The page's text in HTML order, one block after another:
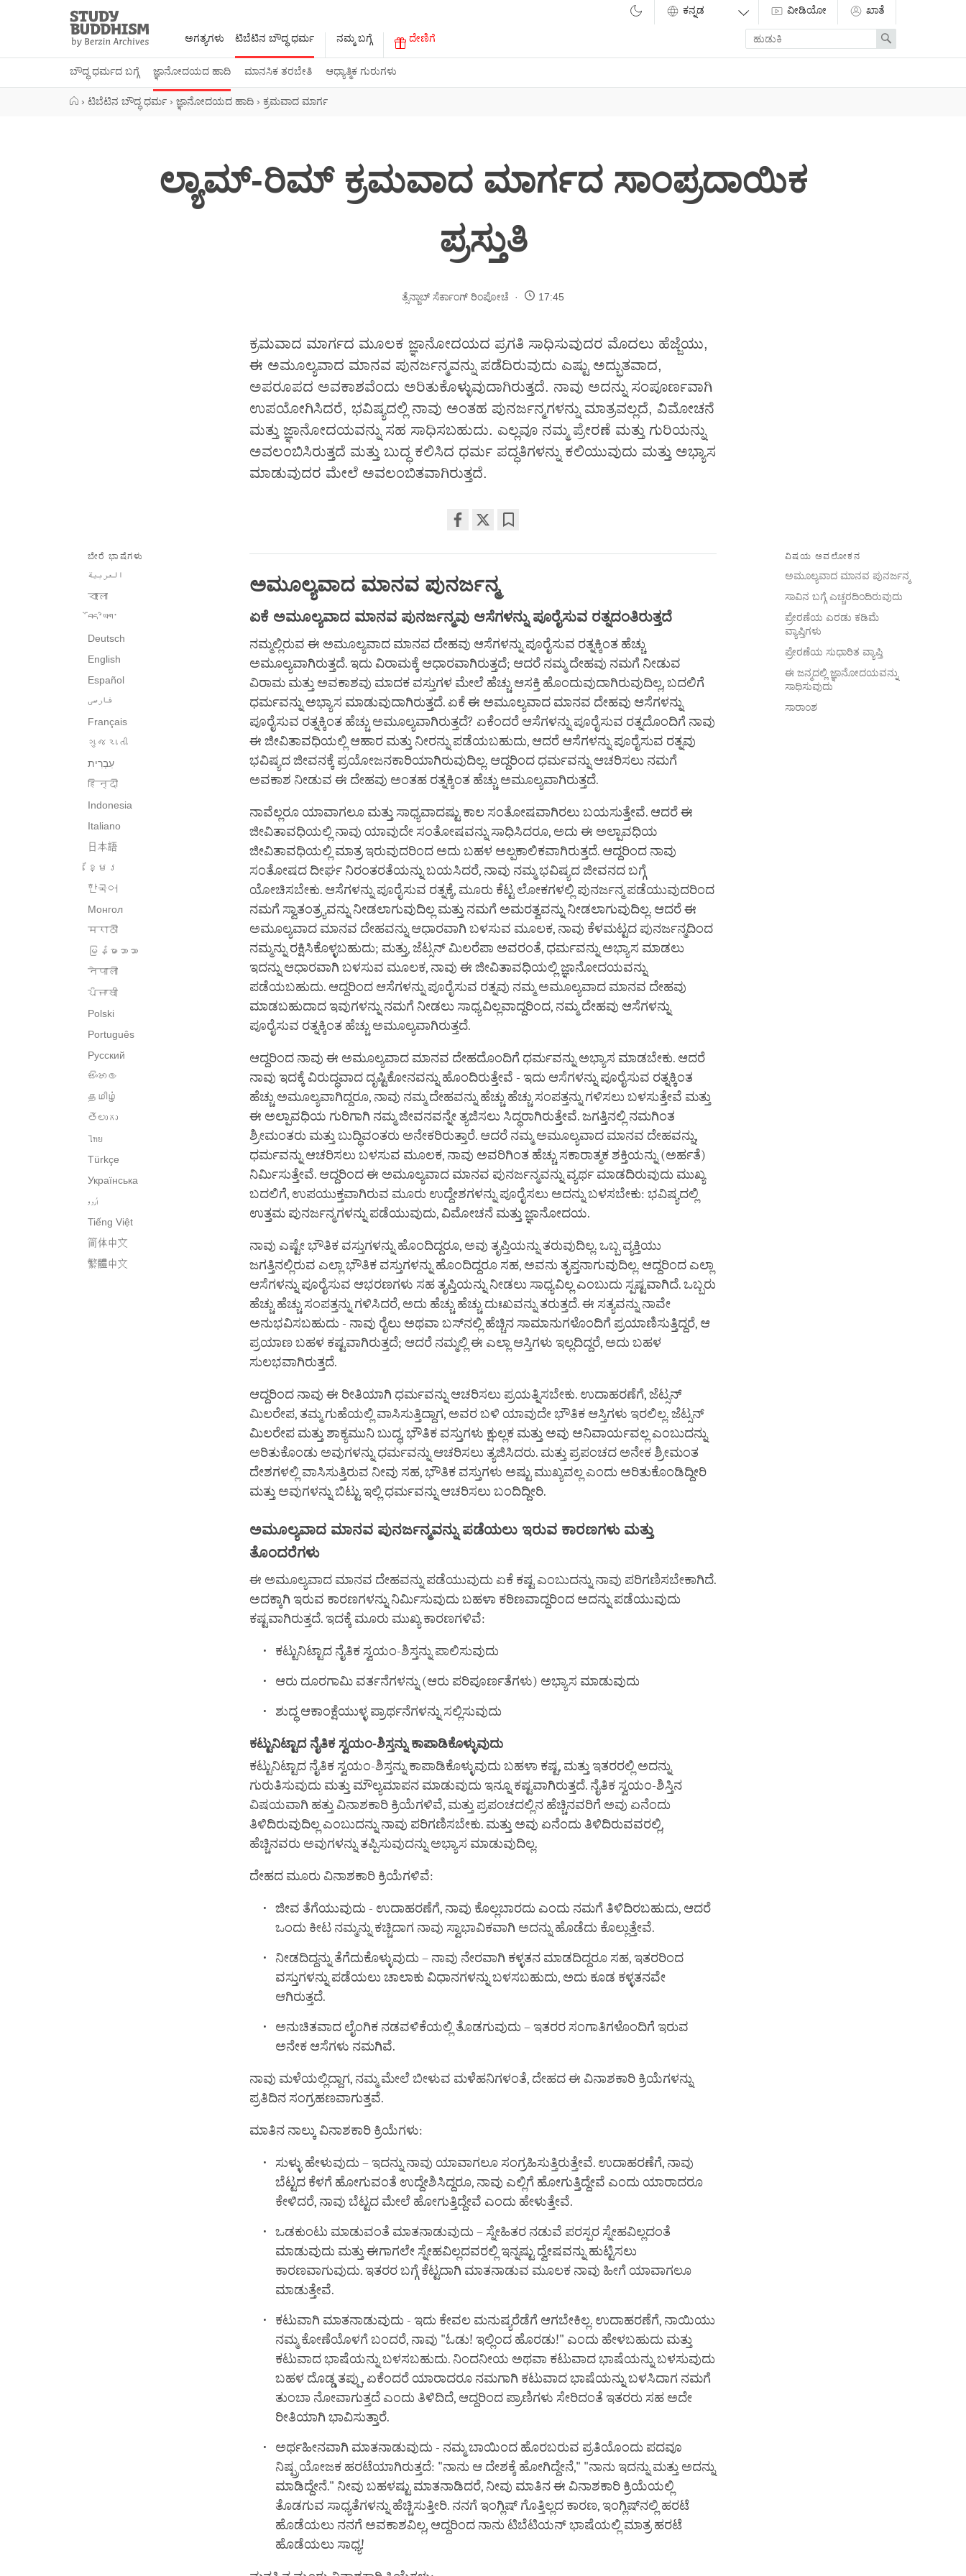
Study
Buddhism
Home
ಅಗತ್ಯಗಳು ಟಿಬೆಟಿನ ಬೌದ್ಧ ಧರ್ಮ
ಬೌದ್ಧ ಧರ್ಮದ ಬಗ್ಗೆ ಜ್ಞಾನೋದಯದ ಹಾದಿ ಮಾನಸಿಕ ತರಬೇತಿ ಆಧ್ಯಾತ್ಮಿಕ ಗುರುಗಳು
ನಮ್ಮ ಬಗ್ಗೆ ದೇಣಿಗೆ
ವೀಡಿಯೋ ಖಾತೆ
Enter
search
term
Search
› ಟಿಬೆಟಿನ ಬೌದ್ಧ ಧರ್ಮ › ಜ್ಞಾನೋದಯದ ಹಾದಿ › ಕ್ರಮವಾದ ಮಾರ್ಗ
ಲ್ಯಾಮ್-ರಿಮ್ ಕ್ರಮವಾದ ಮಾರ್ಗದ ಸಾಂಪ್ರದಾಯಿಕ
ಪ್ರಸ್ತುತಿ
ತ್ಸೆನ್ಜಾಬ್ ಸೆರ್ಕಾಂಗ್ ರಿಂಪೋಚೆ 17:45
ಕ್ರಮವಾದ ಮಾರ್ಗದ ಮೂಲಕ ಜ್ಞಾನೋದಯದ ಪ್ರಗತಿ ಸಾಧಿಸುವುದರ ಮೊದಲು ಹೆಜ್ಜೆಯು,
ಈ ಅಮೂಲ್ಯವಾದ ಮಾನವ ಪುನರ್ಜನ್ಮವನ್ನು ಪಡೆದಿರುವುದು ಎಷ್ಟು ಅದ್ಭುತವಾದ,
ಅಪರೂಪದ ಅವಕಾಶವೆಂದು ಅರಿತುಕೊಳ್ಳುವುದಾಗಿರುತ್ತದೆ. ನಾವು ಅದನ್ನು ಸಂಪೂರ್ಣವಾಗಿ
ಉಪಯೋಗಿಸಿದರೆ, ಭವಿಷ್ಯದಲ್ಲಿ ನಾವು ಅಂತಹ ಪುನರ್ಜನ್ಮಗಳನ್ನು ಮಾತ್ರವಲ್ಲದೆ, ವಿಮೋಚನೆ
ಮತ್ತು ಜ್ಞಾನೋದಯವನ್ನು ಸಹ ಸಾಧಿಸಬಹುದು. ಎಲ್ಲವೂ ನಮ್ಮ ಪ್ರೇರಣೆ ಮತ್ತು ಗುರಿಯನ್ನು
ಅವಲಂಬಿಸಿರುತ್ತದೆ ಮತ್ತು ಬುದ್ಧ ಕಲಿಸಿದ ಧರ್ಮ ಪದ್ಧತಿಗಳನ್ನು ಕಲಿಯುವುದು ಮತ್ತು ಅಭ್ಯಾಸ
ಮಾಡುವುದರ ಮೇಲೆ ಅವಲಂಬಿತವಾಗಿರುತ್ತದೆ.
on
facebook
ವಿಷಯ ಅವಲೋಕನ
ಅಮೂಲ್ಯವಾದ ಮಾನವ ಪುನರ್ಜನ್ಮ
ಸಾವಿನ ಬಗ್ಗೆ ಎಚ್ಚರದಿಂದಿರುವುದು
ಪ್ರೇರಣೆಯ ಎರಡು ಕಡಿಮೆ
ವ್ಯಾಪ್ತಿಗಳು
ಪ್ರೇರಣೆಯ ಸುಧಾರಿತ ವ್ಯಾಪ್ತಿ
ಈ ಜನ್ಮದಲ್ಲಿ ಜ್ಞಾನೋದಯವನ್ನು
ಸಾಧಿಸುವುದು
ಸಾರಾಂಶ
ಬೇರೆ ಭಾಷೆಗಳು
العربية
বাংলা
བོད་ཡིག་
Deutsch
English
Español
فارسی
Français
ગુજરાતી
हिन्दी
Indonesia
Italiano
日本語
ខ្មែរ
한국어
Монгол
मराठी
မြန်မာဘာသာ
नेपाली
ਪੰਜਾਬੀ
Polski
Português
Русский
සිංහල
தமிழ்
తెలుగు
ไทย
Türkçe
Українська
اُردو
Tiếng Việt
简体中文
繁體中文
ಅಮೂಲ್ಯವಾದ ಮಾನವ ಪುನರ್ಜನ್ಮ
ಏಕೆ ಅಮೂಲ್ಯವಾದ ಮಾನವ ಪುನರ್ಜನ್ಮವು ಆಸೆಗಳನ್ನು ಪೂರೈಸುವ ರತ್ನದಂತಿರುತ್ತದೆ
ನಮ್ಮಲ್ಲಿರುವ ಈ ಅಮೂಲ್ಯವಾದ ಮಾನವ ದೇಹವು ಆಸೆಗಳನ್ನು ಪೂರೈಸುವ ರತ್ನಕ್ಕಿಂತ ಹೆಚ್ಚು
ಅಮೂಲ್ಯವಾಗಿರುತ್ತದೆ. ಇದು ವಿರಾಮಕ್ಕೆ ಆಧಾರವಾಗಿರುತ್ತದೆ; ಆದರೆ ನಮ್ಮ ದೇಹವು ನಮಗೆ ನೀಡುವ
ವಿರಾಮ ಮತ್ತು ಅವಕಾಶವು ಮಾದಕ ವಸ್ತುಗಳ ಮೇಲೆ ಹೆಚ್ಚು ಆಸಕ್ತಿ ಹೊಂದುವುದಾಗಿರುವುದಿಲ್ಲ, ಬದಲಿಗೆ
ಧರ್ಮವನ್ನು ಅಭ್ಯಾಸ ಮಾಡುವುದಾಗಿರುತ್ತದೆ. ಏಕೆ ಈ ಅಮೂಲ್ಯವಾದ ಮಾನವ ದೇಹವು ಆಸೆಗಳನ್ನು
ಪೂರೈಸುವ ರತ್ನಕ್ಕಿಂತ ಹೆಚ್ಚು ಅಮೂಲ್ಯವಾಗಿರುತ್ತದೆ? ಏಕೆಂದರೆ ಆಸೆಗಳನ್ನು ಪೂರೈಸುವ ರತ್ನದೊಂದಿಗೆ ನಾವು
ಈ ಜೀವಿತಾವಧಿಯಲ್ಲಿ ಆಹಾರ ಮತ್ತು ನೀರನ್ನು ಪಡೆಯಬಹುದು, ಆದರೆ ಆಸೆಗಳನ್ನು ಪೂರೈಸುವ ರತ್ನವು
ಭವಿಷ್ಯದ ಜೀವನಕ್ಕೆ ಪ್ರಯೋಜನಕಾರಿಯಾಗಿರುವುದಿಲ್ಲ. ಆದ್ದರಿಂದ ಧರ್ಮವನ್ನು ಆಚರಿಸಲು ನಮಗೆ
ಅವಕಾಶ ನೀಡುವ ಈ ದೇಹವು ಅಂತಹ ರತ್ನಕ್ಕಿಂತ ಹೆಚ್ಚು ಅಮೂಲ್ಯವಾಗಿರುತ್ತದೆ.
ನಾವೆಲ್ಲರೂ ಯಾವಾಗಲೂ ಮತ್ತು ಸಾಧ್ಯವಾದಷ್ಟು ಕಾಲ ಸಂತೋಷವಾಗಿರಲು ಬಯಸುತ್ತೇವೆ. ಆದರೆ ಈ
ಜೀವಿತಾವಧಿಯಲ್ಲಿ ನಾವು ಯಾವುದೇ ಸಂತೋಷವನ್ನು ಸಾಧಿಸಿದರೂ, ಅದು ಈ ಅಲ್ಪಾವಧಿಯ
ಜೀವಿತಾವಧಿಯಲ್ಲಿ ಮಾತ್ರ ಇರುವುದರಿಂದ ಅದು ಬಹಳ ಅಲ್ಪಕಾಲಿಕವಾಗಿರುತ್ತದೆ. ಆದ್ದರಿಂದ ನಾವು
ಸಂತೋಷದ ದೀರ್ಘ ನಿರಂತರತೆಯನ್ನು ಬಯಸಿದರೆ, ನಾವು ನಮ್ಮ ಭವಿಷ್ಯದ ಜೀವನದ ಬಗ್ಗೆ
ಯೋಚಿಸಬೇಕು. ಆಸೆಗಳನ್ನು ಪೂರೈಸುವ ರತ್ನಕ್ಕೆ, ಮೂರು ಕೆಟ್ಟ ಲೋಕಗಳಲ್ಲಿ ಪುನರ್ಜನ್ಮ ಪಡೆಯುವುದರಿಂದ
ನಮಗೆ ಸ್ವಾತಂತ್ರ್ಯವನ್ನು ನೀಡಲಾಗುವುದಿಲ್ಲ ಮತ್ತು ನಮಗೆ ಅಮರತ್ವವನ್ನು ನೀಡಲಾಗುವುದಿಲ್ಲ. ಆದರೆ ಈ
ಅಮೂಲ್ಯವಾದ ಮಾನವ ದೇಹವನ್ನು ಆಧಾರವಾಗಿ ಬಳಸುವ ಮೂಲಕ, ನಾವು ಕೆಳಮಟ್ಟದ ಪುನರ್ಜನ್ಮದಿಂದ
ನಮ್ಮನ್ನು ರಕ್ಷಿಸಿಕೊಳ್ಳಬಹುದು; ಮತ್ತು, ಜೆಟ್ಸನ್ ಮಿಲರೆಪಾ ಅವರಂತೆ, ಧರ್ಮವನ್ನು ಅಭ್ಯಾಸ ಮಾಡಲು
ಇದನ್ನು ಆಧಾರವಾಗಿ ಬಳಸುವ ಮೂಲಕ, ನಾವು ಈ ಜೀವಿತಾವಧಿಯಲ್ಲಿ ಜ್ಞಾನೋದಯವನ್ನು
ಪಡೆಯಬಹುದು. ಆದ್ದರಿಂದ ಆಸೆಗಳನ್ನು ಪೂರೈಸುವ ರತ್ನವು ನಮ್ಮ ಅಮೂಲ್ಯವಾದ ಮಾನವ ದೇಹವು
ಮಾಡಬಹುದಾದ ಇವುಗಳನ್ನು ನಮಗೆ ನೀಡಲು ಸಾಧ್ಯವಿಲ್ಲವಾದ್ದರಿಂದ, ನಮ್ಮ ದೇಹವು ಆಸೆಗಳನ್ನು
ಪೂರೈಸುವ ರತ್ನಕ್ಕಿಂತ ಹೆಚ್ಚು ಅಮೂಲ್ಯವಾಗಿರುತ್ತದೆ.
ಆದ್ದರಿಂದ ನಾವು ಈ ಅಮೂಲ್ಯವಾದ ಮಾನವ ದೇಹದೊಂದಿಗೆ ಧರ್ಮವನ್ನು ಅಭ್ಯಾಸ ಮಾಡಬೇಕು. ಆದರೆ
ನಾವು ಇದಕ್ಕೆ ವಿರುದ್ಧವಾದ ದೃಷ್ಟಿಕೋನವನ್ನು ಹೊಂದಿರುತ್ತೇವೆ - ಇದು ಆಸೆಗಳನ್ನು ಪೂರೈಸುವ ರತ್ನಕ್ಕಿಂತ
ಹೆಚ್ಚು ಅಮೂಲ್ಯವಾಗಿದ್ದರೂ, ನಾವು ನಮ್ಮ ದೇಹವನ್ನು ಹೆಚ್ಚು ಹೆಚ್ಚು ಸಂಪತ್ತನ್ನು ಗಳಿಸಲು ಬಳಸುತ್ತೇವೆ ಮತ್ತು
ಈ ಅಲ್ಪಾವಧಿಯ ಗುರಿಗಾಗಿ ನಮ್ಮ ಜೀವನವನ್ನೇ ತ್ಯಜಿಸಲು ಸಿದ್ಧರಾಗಿರುತ್ತೇವೆ. ಜಗತ್ತಿನಲ್ಲಿ ನಮಗಿಂತ
ಶ್ರೀಮಂತರು ಮತ್ತು ಬುದ್ಧಿವಂತರು ಅನೇಕರಿರುತ್ತಾರೆ. ಆದರೆ ನಮ್ಮ ಅಮೂಲ್ಯವಾದ ಮಾನವ ದೇಹವನ್ನು,
ಧರ್ಮವನ್ನು ಆಚರಿಸಲು ಬಳಸುವ ಮೂಲಕ, ನಾವು ಅವರಿಗಿಂತ ಹೆಚ್ಚು ಸಕಾರಾತ್ಮಕ ಶಕ್ತಿಯನ್ನು (ಅರ್ಹತೆ)
ನಿರ್ಮಿಸುತ್ತೇವೆ. ಆದ್ದರಿಂದ ಈ ಅಮೂಲ್ಯವಾದ ಮಾನವ ಪುನರ್ಜನ್ಮವನ್ನು ವ್ಯರ್ಥ ಮಾಡದಿರುವುದು ಮುಖ್ಯ
ಬದಲಿಗೆ, ಉಪಯುಕ್ತವಾಗಿರುವ ಮೂರು ಉದ್ದೇಶಗಳನ್ನು ಪೂರೈಸಲು ಅದನ್ನು ಬಳಸಬೇಕು: ಭವಿಷ್ಯದಲ್ಲಿ
ಉತ್ತಮ ಪುನರ್ಜನ್ಮಗಳನ್ನು ಪಡೆಯುವುದು, ವಿಮೋಚನೆ ಮತ್ತು ಜ್ಞಾನೋದಯ.
ನಾವು ಎಷ್ಟೇ ಭೌತಿಕ ವಸ್ತುಗಳನ್ನು ಹೊಂದಿದ್ದರೂ, ಅವು ತೃಪ್ತಿಯನ್ನು ತರುವುದಿಲ್ಲ. ಒಬ್ಬ ವ್ಯಕ್ತಿಯು
ಜಗತ್ತಿನಲ್ಲಿರುವ ಎಲ್ಲಾ ಭೌತಿಕ ವಸ್ತುಗಳನ್ನು ಹೊಂದಿದ್ದರೂ ಸಹ, ಅವನು ತೃಪ್ತನಾಗುವುದಿಲ್ಲ. ಆದ್ದರಿಂದ ಎಲ್ಲಾ
ಆಸೆಗಳನ್ನು ಪೂರೈಸುವ ಆಭರಣಗಳು ಸಹ ತೃಪ್ತಿಯನ್ನು ನೀಡಲು ಸಾಧ್ಯವಿಲ್ಲ ಎಂಬುದು ಸ್ಪಷ್ಟವಾಗಿದೆ. ಒಬ್ಬರು
ಹೆಚ್ಚು ಹೆಚ್ಚು ಸಂಪತ್ತನ್ನು ಗಳಿಸಿದರೆ, ಅದು ಹೆಚ್ಚು ಹೆಚ್ಚು ದುಃಖವನ್ನು ತರುತ್ತದೆ. ಈ ಸತ್ಯವನ್ನು ನಾವೇ
ಅನುಭವಿಸಬಹುದು - ನಾವು ರೈಲು ಅಥವಾ ಬಸ್‌ನಲ್ಲಿ ಹೆಚ್ಚಿನ ಸಾಮಾನುಗಳೊಂದಿಗೆ ಪ್ರಯಾಣಿಸುತ್ತಿದ್ದರೆ, ಆ
ಪ್ರಯಾಣ ಬಹಳ ಕಷ್ಟವಾಗಿರುತ್ತದೆ; ಆದರೆ ನಮ್ಮಲ್ಲಿ ಈ ಎಲ್ಲಾ ಆಸ್ತಿಗಳು ಇಲ್ಲದಿದ್ದರೆ, ಅದು ಬಹಳ
ಸುಲಭವಾಗಿರುತ್ತದೆ.
ಆದ್ದರಿಂದ ನಾವು ಈ ರೀತಿಯಾಗಿ ಧರ್ಮವನ್ನು ಆಚರಿಸಲು ಪ್ರಯತ್ನಿಸಬೇಕು. ಉದಾಹರಣೆಗೆ, ಜೆಟ್ಸನ್
ಮಿಲರೇಪ, ತಮ್ಮ ಗುಹೆಯಲ್ಲಿ ವಾಸಿಸುತ್ತಿದ್ದಾಗ, ಅವರ ಬಳಿ ಯಾವುದೇ ಭೌತಿಕ ಆಸ್ತಿಗಳು ಇರಲಿಲ್ಲ. ಜೆಟ್ಸನ್
ಮಿಲರೇಪ ಮತ್ತು ಶಾಕ್ಯಮುನಿ ಬುದ್ಧ, ಭೌತಿಕ ವಸ್ತುಗಳು ಕ್ಷುಲ್ಲಕ ಮತ್ತು ಅವು ಅನಿವಾರ್ಯವಲ್ಲ ಎಂಬುದನ್ನು
ಅರಿತುಕೊಂಡು ಅವುಗಳನ್ನು ಧರ್ಮವನ್ನು ಆಚರಿಸಲು ತ್ಯಜಿಸಿದರು. ಮತ್ತು ಪ್ರಪಂಚದ ಅನೇಕ ಶ್ರೀಮಂತ
ದೇಶಗಳಲ್ಲಿ ವಾಸಿಸುತ್ತಿರುವ ನೀವು ಸಹ, ಭೌತಿಕ ವಸ್ತುಗಳು ಅಷ್ಟು ಮುಖ್ಯವಲ್ಲ ಎಂದು ಅರಿತುಕೊಂಡಿದ್ದೀರಿ
ಮತ್ತು ಅವುಗಳನ್ನು ಬಿಟ್ಟು ಇಲ್ಲಿ ಧರ್ಮವನ್ನು ಆಚರಿಸಲು ಬಂದಿದ್ದೀರಿ.
ಅಮೂಲ್ಯವಾದ ಮಾನವ ಪುನರ್ಜನ್ಮವನ್ನು ಪಡೆಯಲು ಇರುವ ಕಾರಣಗಳು ಮತ್ತು
ತೊಂದರೆಗಳು
ಈ ಅಮೂಲ್ಯವಾದ ಮಾನವ ದೇಹವನ್ನು ಪಡೆಯುವುದು ಏಕೆ ಕಷ್ಟ ಎಂಬುದನ್ನು ನಾವು ಪರಿಗಣಿಸಬೇಕಾಗಿದೆ.
ಅದಕ್ಕಾಗಿ ಇರುವ ಕಾರಣಗಳನ್ನು ನಿರ್ಮಿಸುವುದು ಬಹಳಾ ಕಠಿಣವಾದ್ದರಿಂದ ಅದನ್ನು ಪಡೆಯುವುದು
ಕಷ್ಟವಾಗಿರುತ್ತದೆ. ಇದಕ್ಕೆ ಮೂರು ಮುಖ್ಯ ಕಾರಣಗಳಿವೆ:
ಕಟ್ಟುನಿಟ್ಟಾದ ನೈತಿಕ ಸ್ವಯಂ-ಶಿಸ್ತನ್ನು ಪಾಲಿಸುವುದು
ಆರು ದೂರಗಾಮಿ ವರ್ತನೆಗಳನ್ನು (ಆರು ಪರಿಪೂರ್ಣತೆಗಳು) ಅಭ್ಯಾಸ ಮಾಡುವುದು
ಶುದ್ಧ ಆಕಾಂಕ್ಷೆಯುಳ್ಳ ಪ್ರಾರ್ಥನೆಗಳನ್ನು ಸಲ್ಲಿಸುವುದು
ಕಟ್ಟುನಿಟ್ಟಾದ ನೈತಿಕ ಸ್ವಯಂ-ಶಿಸ್ತನ್ನು ಕಾಪಾಡಿಕೊಳ್ಳುವುದು
ಕಟ್ಟುನಿಟ್ಟಾದ ನೈತಿಕ ಸ್ವಯಂ-ಶಿಸ್ತನ್ನು ಕಾಪಾಡಿಕೊಳ್ಳುವುದು ಬಹಳಾ ಕಷ್ಟ, ಮತ್ತು ಇತರರಲ್ಲಿ ಅದನ್ನು
ಗುರುತಿಸುವುದು ಮತ್ತು ಮೌಲ್ಯಮಾಪನ ಮಾಡುವುದು ಇನ್ನೂ ಕಷ್ಟವಾಗಿರುತ್ತದೆ. ನೈತಿಕ ಸ್ವಯಂ-ಶಿಸ್ತಿನ
ವಿಷಯವಾಗಿ ಹತ್ತು ವಿನಾಶಕಾರಿ ಕ್ರಿಯೆಗಳಿವೆ, ಮತ್ತು ಪ್ರಪಂಚದಲ್ಲಿನ ಹೆಚ್ಚಿನವರಿಗೆ ಅವು ಏನೆಂದು
ತಿಳಿದಿರುವುದಿಲ್ಲ ಎಂಬುದನ್ನು ನಾವು ಪರಿಗಣಿಸಬೇಕು. ಮತ್ತು ಅವು ಏನೆಂದು ತಿಳಿದಿರುವವರಲ್ಲಿ,
ಹೆಚ್ಚಿನವರು ಅವುಗಳನ್ನು ತಪ್ಪಿಸುವುದನ್ನು ಅಭ್ಯಾಸ ಮಾಡುವುದಿಲ್ಲ.
ದೇಹದ ಮೂರು ವಿನಾಶಕಾರಿ ಕ್ರಿಯೆಗಳಿವೆ:
ಜೀವ ತೆಗೆಯುವುದು - ಉದಾಹರಣೆಗೆ, ನಾವು ಕೊಲ್ಲಬಾರದು ಎಂದು ನಮಗೆ ತಿಳಿದಿರಬಹುದು, ಆದರೆ
ಒಂದು ಕೀಟ ನಮ್ಮನ್ನು ಕಚ್ಚಿದಾಗ ನಾವು ಸ್ವಾಭಾವಿಕವಾಗಿ ಅದನ್ನು ಹೊಡೆದು ಕೊಲ್ಲುತ್ತೇವೆ.
ನೀಡದಿದ್ದನ್ನು ತೆಗೆದುಕೊಳ್ಳುವುದು – ನಾವು ನೇರವಾಗಿ ಕಳ್ಳತನ ಮಾಡದಿದ್ದರೂ ಸಹ, ಇತರರಿಂದ
ವಸ್ತುಗಳನ್ನು ಪಡೆಯಲು ಚಾಲಾಕು ವಿಧಾನಗಳನ್ನು ಬಳಸಬಹುದು, ಅದು ಕೂಡ ಕಳ್ಳತನವೇ
ಆಗಿರುತ್ತದೆ.
ಅನುಚಿತವಾದ ಲೈಂಗಿಕ ನಡವಳಿಕೆಯಲ್ಲಿ ತೊಡಗುವುದು – ಇತರರ ಸಂಗಾತಿಗಳೊಂದಿಗೆ ಇರುವ
ಅನೇಕ ಆಸೆಗಳು ನಮಗಿವೆ.
ನಾವು ಮಳೆಯಲ್ಲಿದ್ದಾಗ, ನಮ್ಮ ಮೇಲೆ ಬೀಳುವ ಮಳೆಹನಿಗಳಂತೆ, ದೇಹದ ಈ ವಿನಾಶಕಾರಿ ಕ್ರಿಯೆಗಳನ್ನು
ಪ್ರತಿದಿನ ಸಂಗ್ರಹಣವಾಗುತ್ತವೆ.
ಮಾತಿನ ನಾಲ್ಕು ವಿನಾಶಕಾರಿ ಕ್ರಿಯೆಗಳು:
ಸುಳ್ಳು ಹೇಳುವುದು – ಇದನ್ನು ನಾವು ಯಾವಾಗಲೂ ಸಂಗ್ರಹಿಸುತ್ತಿರುತ್ತೇವೆ. ಉದಾಹರಣೆಗೆ, ನಾವು
ಬೆಟ್ಟದ ಕೆಳಗೆ ಹೋಗುವಂತೆ ಉದ್ದೇಶಿಸಿದ್ದರೂ, ನಾವು ಎಲ್ಲಿಗೆ ಹೋಗುತ್ತಿದ್ದೇವೆ ಎಂದು ಯಾರಾದರೂ
ಕೇಳಿದರೆ, ನಾವು ಬೆಟ್ಟದ ಮೇಲೆ ಹೋಗುತ್ತಿದ್ದೇವೆ ಎಂದು ಹೇಳುತ್ತೇವೆ.
ಒಡಕುಂಟು ಮಾಡುವಂತೆ ಮಾತನಾಡುವುದು – ಸ್ನೇಹಿತರ ನಡುವೆ ಪರಸ್ಪರ ಸ್ನೇಹವಿಲ್ಲದಂತೆ
ಮಾಡುವುದು ಮತ್ತು ಈಗಾಗಲೇ ಸ್ನೇಹವಿಲ್ಲದವರಲ್ಲಿ ಇನ್ನಷ್ಟು ದ್ವೇಷವನ್ನು ಹುಟ್ಟಿಸಲು
ಕಾರಣವಾಗುವುದು. ಇತರರ ಬಗ್ಗೆ ಕೆಟ್ಟದಾಗಿ ಮಾತನಾಡುವ ಮೂಲಕ ನಾವು ಹೀಗೆ ಯಾವಾಗಲೂ
ಮಾಡುತ್ತೇವೆ.
ಕಟುವಾಗಿ ಮಾತನಾಡುವುದು - ಇದು ಕೇವಲ ಮನು‍ಷ್ಯರೆಡೆಗೆ ಆಗಬೇಕಿಲ್ಲ. ಉದಾಹರಣೆಗೆ, ನಾಯಿಯು
ನಮ್ಮ ಕೋಣೆಯೊಳಗೆ ಬಂದರೆ, ನಾವು "ಓಡು! ಇಲ್ಲಿಂದ ಹೊರಡು!" ಎಂದು ಹೇಳಬಹುದು ಮತ್ತು
ಕಟುವಾದ ಭಾಷೆಯನ್ನು ಬಳಸಬಹುದು. ನಿಂದನೀಯ ಅಥವಾ ಕಟುವಾದ ಭಾಷೆಯನ್ನು ಬಳಸುವುದು
ಬಹಳ ದೊಡ್ಡ ತಪ್ಪು, ಏಕೆಂದರೆ ಯಾರಾದರೂ ನಮಗಾಗಿ ಕಟುವಾದ ಭಾಷೆಯನ್ನು ಬಳಸಿದಾಗ ನಮಗೆ
ತುಂಬಾ ನೋವಾಗುತ್ತದೆ ಎಂದು ತಿಳಿದಿದೆ, ಆದ್ದರಿಂದ ಪ್ರಾಣಿಗಳು ಸೇರಿದಂತೆ ಇತರರು ಸಹ ಅದೇ
ರೀತಿಯಾಗಿ ಭಾವಿಸುತ್ತಾರೆ.
ಅರ್ಥಹೀನವಾಗಿ ಮಾತನಾಡುವುದು - ನಮ್ಮ ಬಾಯಿಂದ ಹೊರಬರುವ ಪ್ರತಿಯೊಂದು ಪದವೂ
ನಿಷ್ಪ್ರಯೋಜಕ ಹರಟೆಯಾಗಿರುತ್ತದೆ: "ನಾನು ಆ ದೇಶಕ್ಕೆ ಹೋಗಿದ್ದೇನೆ," "ನಾನು ಇದನ್ನು ಮತ್ತು ಅದನ್ನು
ಮಾಡಿದ್ದೇನೆ." ನೀವು ಬಹಳಷ್ಟು ಮಾತನಾಡಿದರೆ, ನೀವು ಮಾತಿನ ಈ ವಿನಾಶಕಾರಿ ಕ್ರಿಯೆಯಲ್ಲಿ
ತೊಡಗುವ ಸಾಧ್ಯತೆಗಳನ್ನು ಹೆಚ್ಚಿಸುತ್ತೀರಿ. ನನಗೆ ಇಂಗ್ಲಿಷ್ ಗೊತ್ತಿಲ್ಲದ ಕಾರಣ, ಇಂಗ್ಲಿಷ್‌ನಲ್ಲಿ ಹರಟೆ
ಹೊಡೆಯಲು ನನಗೆ ಅವಕಾಶವಿಲ್ಲ, ಆದ್ದರಿಂದ ನಾನು ಟಿಬೆಟಿಯನ್ ಭಾಷೆಯಲ್ಲಿ ಮಾತ್ರ ಹರಟೆ
ಹೊಡೆಯಲು ಸಾಧ್ಯ!